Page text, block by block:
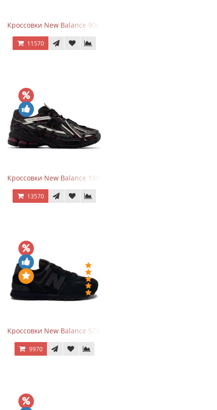
Кроссовки New Balance 9060 Quartz Grey
11570
Кроссовки New Balance 1906A Dragon Berry
13570
Кроссовки New Balance 574 All Black
9970